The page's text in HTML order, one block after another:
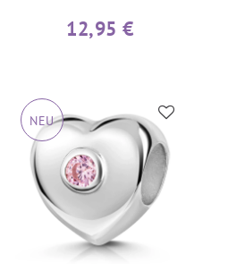
12,95 €
NEU